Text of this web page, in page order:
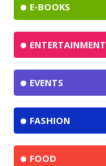
E-BOOKS
ENTERTAINMENT
EVENTS
FASHION
FOOD